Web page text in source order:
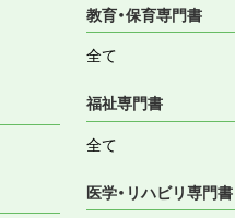
教育・保育専門書
全て
福祉専門書
全て
医学・リハビリ専門書